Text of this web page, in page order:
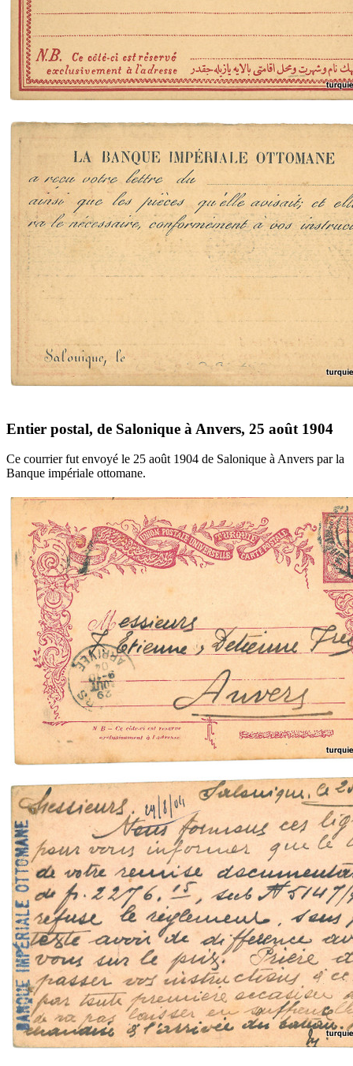
Entier postal, de Salonique à Anvers, 25 août 1904
Ce courrier fut envoyé le 25 août 1904 de Salonique à Anvers par la
Banque impériale ottomane.